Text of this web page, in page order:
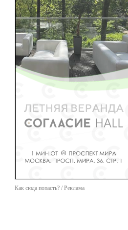
Как сюда попасть? / Реклама